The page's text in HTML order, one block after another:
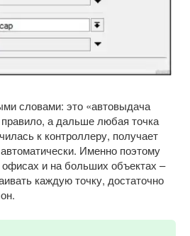
словами: это «автовыдача
а дальше любая точка
к контроллеру, получает
Именно поэтому
и на больших объектах –
каждую точку, достаточно